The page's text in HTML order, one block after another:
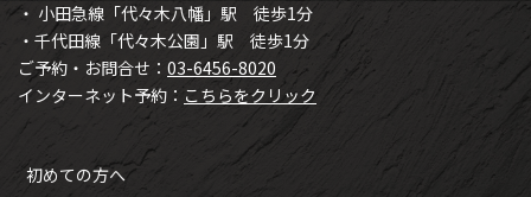
・ 小田急線「代々木八幡」駅 徒歩1分
・千代田線「代々木公園」駅 徒歩1分
ご予約・お問合せ： 03-6456-8020
インターネット予約： こちらをクリック
初めての方へ